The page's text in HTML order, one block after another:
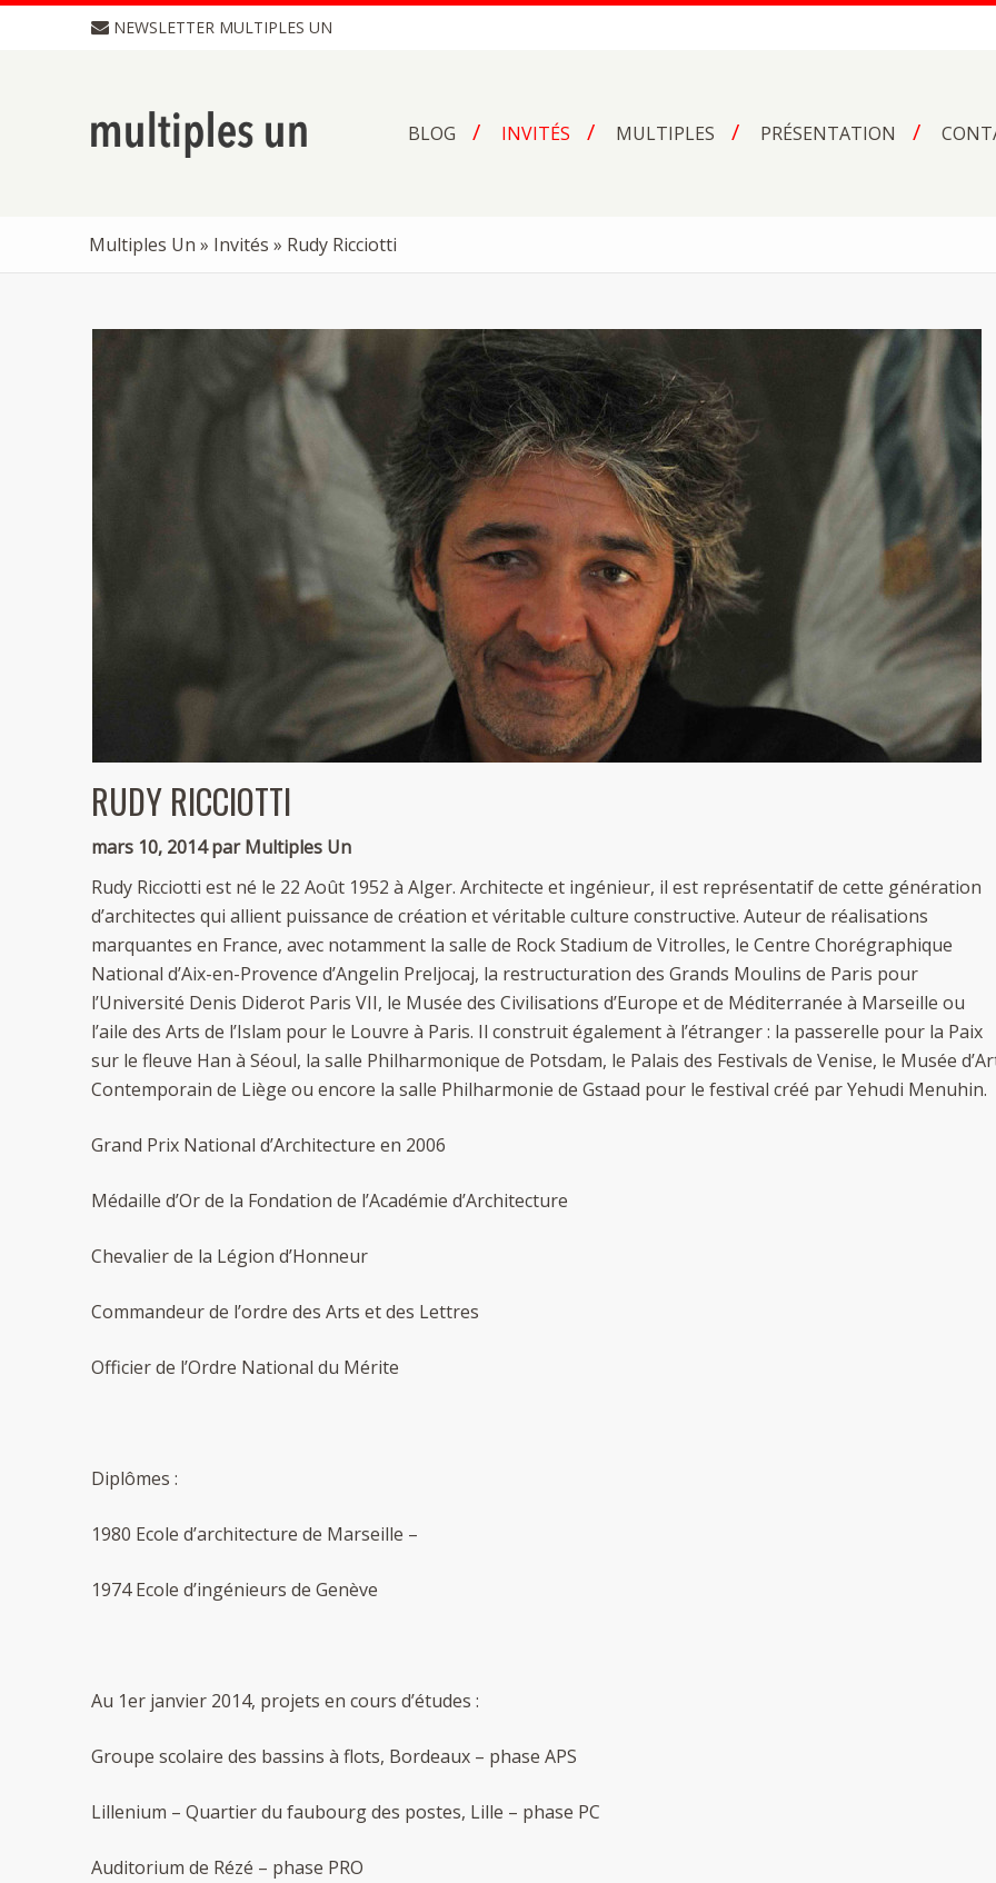
NEWSLETTER MULTIPLES UN
BLOG INVITÉS MULTIPLES PRÉSENTATION
Multiples Un » Invités » Rudy Ricciotti
RUDY RICCIOTTI
mars 10, 2014 par Multiples Un
Rudy Ricciotti est né le 22 Août 1952 à Alger. Architecte et ingénieur, il est représentatif de cette génération
d’architectes qui allient puissance de création et véritable culture constructive. Auteur de réalisations
marquantes en France, avec notamment la salle de Rock Stadium de Vitrolles, le Centre Chorégraphique
National d’Aix-en-Provence d’Angelin Preljocaj, la restructuration des Grands Moulins de Paris pour
l’Université Denis Diderot Paris VII, le Musée des Civilisations d’Europe et de Méditerranée à Marseille ou
l’aile des Arts de l’Islam pour le Louvre à Paris. Il construit également à l’étranger : la passerelle pour la Paix
sur le fleuve Han à Séoul, la salle Philharmonique de Potsdam, le Palais des Festivals de Venise, le Musée
Contemporain de Liège ou encore la salle Philharmonie de Gstaad pour le festival créé par Yehudi Menuhin.
Grand Prix National d’Architecture en 2006
Médaille d’Or de la Fondation de l’Académie d’Architecture
Chevalier de la Légion d’Honneur
Commandeur de l’ordre des Arts et des Lettres
Officier de l’Ordre National du Mérite
Diplômes :
1980 Ecole d’architecture de Marseille –
1974 Ecole d’ingénieurs de Genève
Au 1er janvier 2014, projets en cours d’études :
Groupe scolaire des bassins à flots, Bordeaux – phase APS
Lillenium – Quartier du faubourg des postes, Lille – phase PC
Auditorium de Rézé – phase PRO